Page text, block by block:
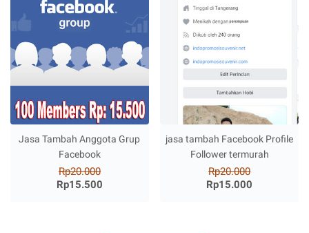
Jasa Tambah Anggota Grup
Facebook
Rp20.000
Rp15.500
jasa tambah Facebook Profile
Follower termurah
Rp20.000
Rp15.000